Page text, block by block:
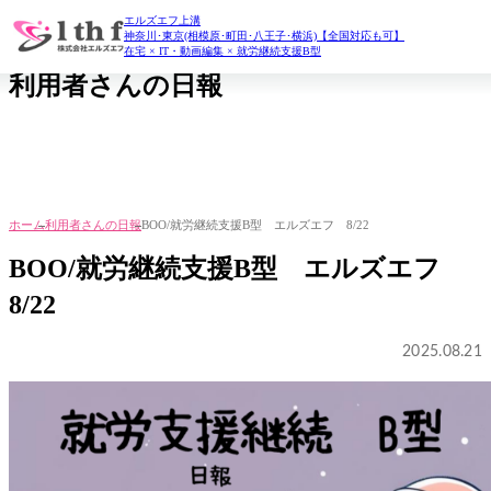
エルズエフ上溝
神奈川･東京(相模原･町田･八王子･横浜)【全国対応も可】
在宅 × IT・動画編集 × 就労継続支援B型
daily report
利用者さんの日報
ホーム利用者さんの日報BOO/就労継続支援B型 エルズエフ 8/22
BOO/就労継続支援B型 エルズエフ
8/22
2025.08.21